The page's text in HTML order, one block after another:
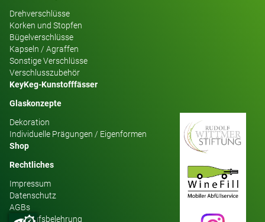
Drehverschlüsse
Korken und Stopfen
Bügelverschlüsse
Kapseln / Agraffen
Sonstige Verschlüsse
Verschlusszubehör
KeyKeg-Kunstofffässer
Glaskonzepte
Dekoration
Individuelle Prägungen / Eigenformen
Shop
Rechtliches
Impressum
Datenschutz
AGBs
Widerrufsbelehrung